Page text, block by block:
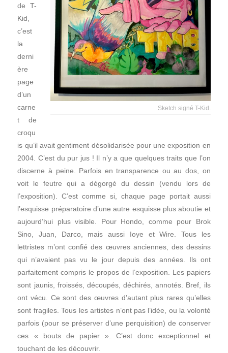
Sketch signé T-Kid.
de T-
Kid,
c’est
la
derni
ère
page
d’un
carne
t de
croqu
is qu’il avait gentiment désolidarisée pour une exposition en
2004. C’est du pur jus ! Il n’y a que quelques traits que l’on
discerne à peine. Parfois en transparence ou au dos, on
voit le feutre qui a dégorgé du dessin (vendu lors de
l’exposition). C’est comme si, chaque page portait aussi
l’esquisse préparatoire d’une autre esquisse plus aboutie et
aujourd’hui plus visible. Pour Hondo, comme pour Brok
Sino, Juan, Darco, mais aussi Ioye et Wire. Tous les
lettristes m’ont confié des œuvres anciennes, des dessins
qui n’avaient pas vu le jour depuis des années. Ils ont
parfaitement compris le propos de l’exposition. Les papiers
sont jaunis, froissés, découpés, déchirés, annotés. Bref, ils
ont vécu. Ce sont des œuvres d’autant plus rares qu’elles
sont fragiles. Tous les artistes n’ont pas l’idée, ou la volonté
parfois (pour se préserver d’une perquisition) de conserver
ces « bouts de papier ». C’est donc exceptionnel et
touchant de les découvrir.